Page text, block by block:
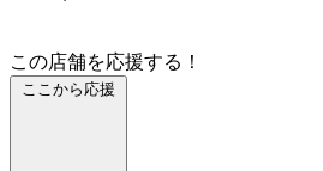
この店舗を応援する！
ここから応援